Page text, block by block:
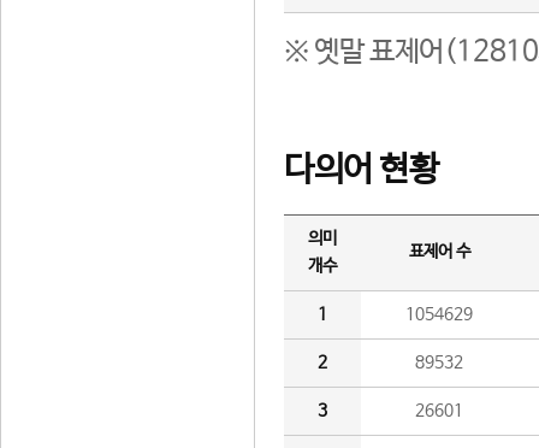
※ 옛말 표제어(12810
다의어 현황
의미
개수
표제어 수
1 1054629
2 89532
3 26601